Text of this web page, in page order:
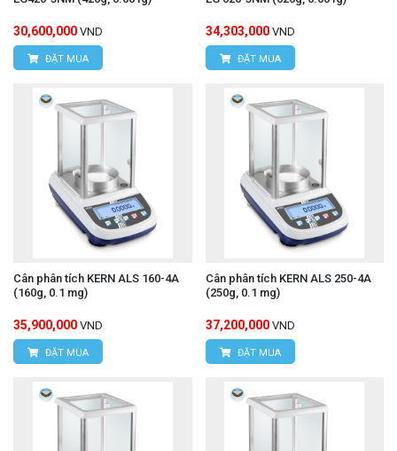
30,600,000 VND
ĐẶT MUA
34,303,000 VND
ĐẶT MUA
Cân phân tích KERN ALS 160-4A
(160g, 0.1 mg)
35,900,000 VND
ĐẶT MUA
Cân phân tích KERN ALS 250-4A
(250g, 0.1 mg)
37,200,000 VND
ĐẶT MUA